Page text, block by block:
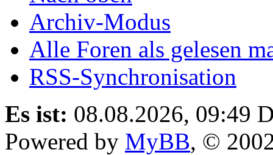
Archiv-Modus
Alle Foren als gelesen
RSS-Synchronisation
Es ist: 08.08.2026, 09:49
Powered by MyBB, ©